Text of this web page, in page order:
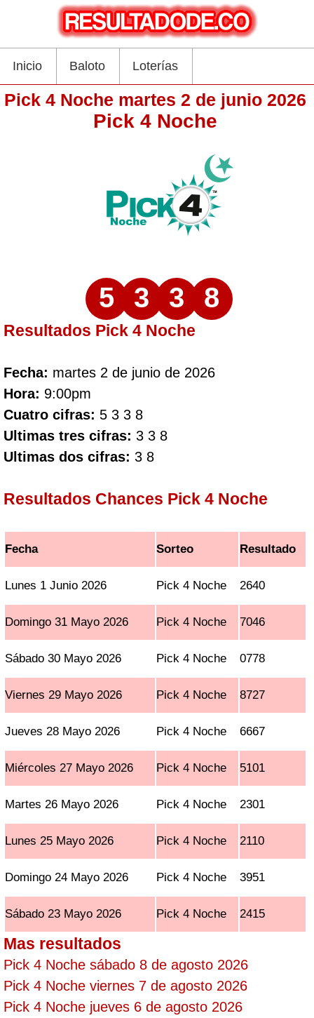
Inicio Baloto Loterías
Pick 4 Noche martes 2 de junio 2026
Pick 4 Noche
5 3 3 8
Resultados Pick 4 Noche
Fecha: martes 2 de junio de 2026
Hora: 9:00pm
Cuatro cifras: 5 3 3 8
Ultimas tres cifras: 3 3 8
Ultimas dos cifras: 3 8
Resultados Chances Pick 4 Noche
Fecha Sorteo Resultado
Lunes 1 Junio 2026 Pick 4 Noche 2640
Domingo 31 Mayo 2026 Pick 4 Noche 7046
Sábado 30 Mayo 2026 Pick 4 Noche 0778
Viernes 29 Mayo 2026 Pick 4 Noche 8727
Jueves 28 Mayo 2026 Pick 4 Noche 6667
Miércoles 27 Mayo 2026 Pick 4 Noche 5101
Martes 26 Mayo 2026 Pick 4 Noche 2301
Lunes 25 Mayo 2026 Pick 4 Noche 2110
Domingo 24 Mayo 2026 Pick 4 Noche 3951
Sábado 23 Mayo 2026 Pick 4 Noche 2415
Mas resultados
Pick 4 Noche sábado 8 de agosto 2026
Pick 4 Noche viernes 7 de agosto 2026
Pick 4 Noche jueves 6 de agosto 2026